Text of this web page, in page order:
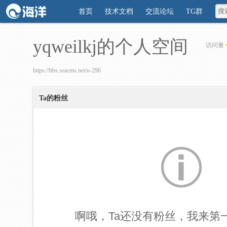
首页 技术文档 交流论坛 TG群
yqweilkj的个人空间 访问量
https://bbs.seacms.net/u-296
Ta的粉丝
啊哦，Ta还没有粉丝，我来第